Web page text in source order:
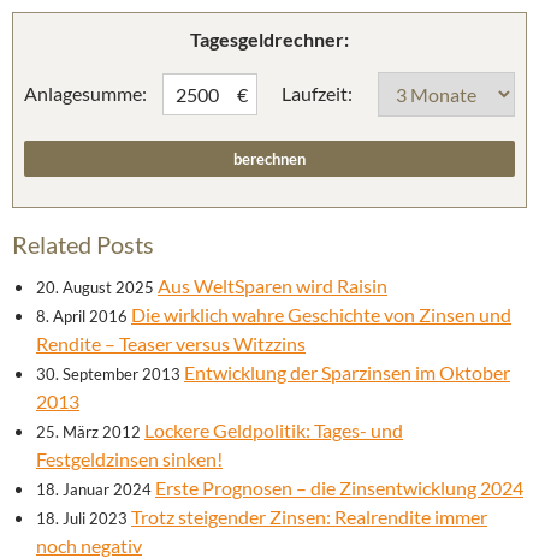
Tagesgeldrechner:
Anlagesumme: € Laufzeit:
Related Posts
20. August 2025 Aus WeltSparen wird Raisin
8. April 2016 Die wirklich wahre Geschichte von Zinsen und
Rendite – Teaser versus Witzzins
30. September 2013 Entwicklung der Sparzinsen im Oktober
2013
25. März 2012 Lockere Geldpolitik: Tages- und
Festgeldzinsen sinken!
18. Januar 2024 Erste Prognosen – die Zinsentwicklung 2024
18. Juli 2023 Trotz steigender Zinsen: Realrendite immer
noch negativ